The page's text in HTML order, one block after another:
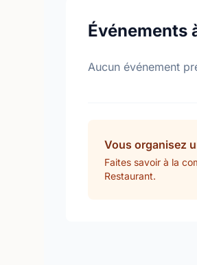
Événements
Aucun événement
Vous organisez
Faites savoir à la
Restaurant.